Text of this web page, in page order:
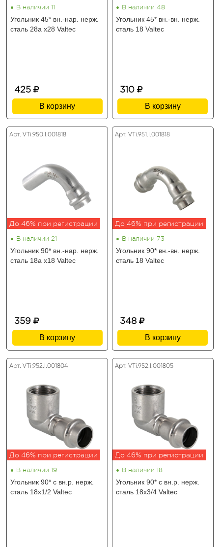
• В наличии 11
Угольник 45* вн.-нар. нерж.
сталь 28а х28 Valtec
425
В корзину
• В наличии 48
Угольник 45* вн.-вн. нерж.
сталь 18 Valtec
310
В корзину
Арт. VTi.950.I.001818
До 46% при регистрации
• В наличии 21
Угольник 90* вн.-нар. нерж.
сталь 18а х18 Valtec
359
В корзину
Арт. VTi.951.I.001818
До 46% при регистрации
• В наличии 73
Угольник 90* вн.-вн. нерж.
сталь 18 Valtec
348
В корзину
Арт. VTi.952.I.001804
До 46% при регистрации
• В наличии 19
Угольник 90* с вн.р. нерж.
сталь 18х1/2 Valtec
Арт. VTi.952.I.001805
До 46% при регистрации
• В наличии 18
Угольник 90* с вн.р. нерж.
сталь 18х3/4 Valtec